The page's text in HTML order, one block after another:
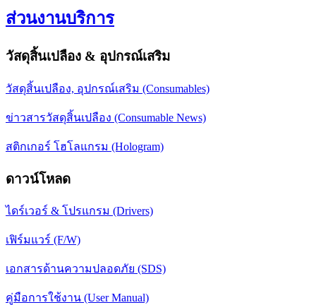
ส่วนงานบริการ
วัสดุสิ้นเปลือง & อุปกรณ์เสริม
วัสดุสิ้นเปลือง, อุปกรณ์เสริม (Consumables)
ข่าวสารวัสดุสิ้นเปลือง (Consumable News)
สติกเกอร์ โฮโลแกรม (Hologram)
ดาวน์โหลด
ไดร์เวอร์ & โปรแกรม (Drivers)
เฟิร์มแวร์ (F/W)
เอกสารด้านความปลอดภัย (SDS)
คู่มือการใช้งาน (User Manual)